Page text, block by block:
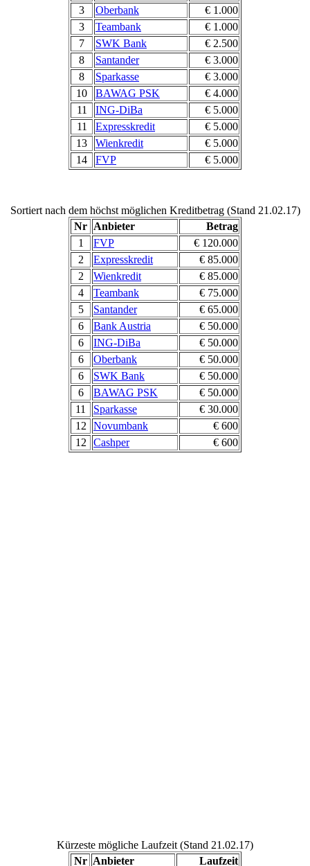
3
Oberbank
€ 1.000
3
Teambank
€ 1.000
7
SWK Bank
€ 2.500
8
Santander
€ 3.000
8
Sparkasse
€ 3.000
10
BAWAG PSK
€ 4.000
11
ING-DiBa
€ 5.000
11
Expresskredit
€ 5.000
13
Wienkredit
€ 5.000
14
FVP € 5.000
Sortiert nach dem höchst möglichen Kreditbetrag (Stand 21.02.17)
Nr Anbieter
Betrag
1
FVP
€ 120.000
2
Expresskredit
€ 85.000
2
Wienkredit
€ 85.000
4
Teambank
€ 75.000
5
Santander
€ 65.000
6
Bank Austria
€ 50.000
6
ING-DiBa
€ 50.000
6
Oberbank
€ 50.000
6
SWK Bank
€ 50.000
6
BAWAG PSK
€ 50.000
11
Sparkasse
€ 30.000
12
Novumbank
€ 600
12
Cashper € 600
Kürzeste mögliche Laufzeit (Stand 21.02.17)
Nr Anbieter Laufzeit